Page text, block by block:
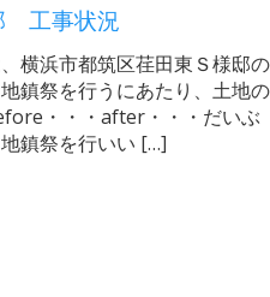
工事状況
横浜市都筑区荏田東Ｓ様邸の
鎮祭を行うにあたり、土地の
・・・after・・・だいぶ
鎮祭を行いい […]